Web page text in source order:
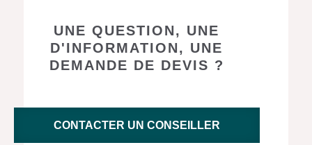
CONTACTER UN CONSEILLER
UNE QUESTION, UNE
D'INFORMATION, UNE
DEMANDE DE DEVIS ?